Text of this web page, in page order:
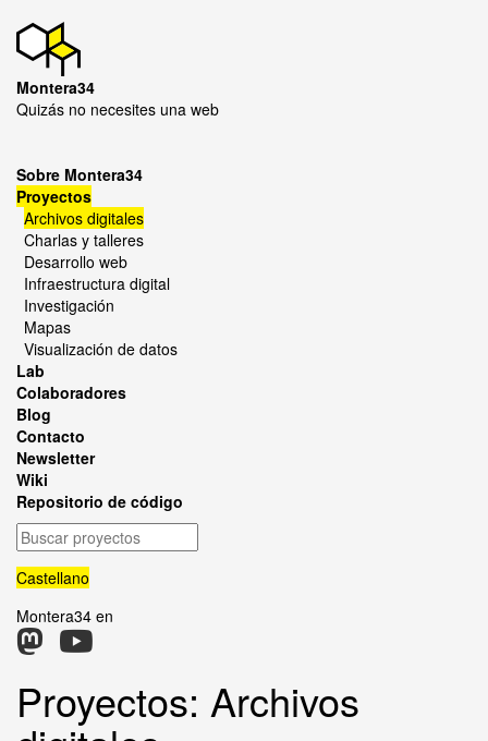
Montera34
Quizás no necesites una web
Sobre Montera34
Proyectos
Archivos digitales
Charlas y talleres
Desarrollo web
Infraestructura digital
Investigación
Mapas
Visualización de datos
Lab
Colaboradores
Blog
Contacto
Newsletter
Wiki
Repositorio de código
Buscar
proyectos
Castellano
Montera34 en
Proyectos: Archivos